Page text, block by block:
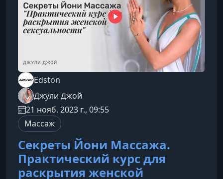
Edston
Джули Джой
21 нояб. 2023 г., 09:55
Массаж
Секреты Йони Массажа.
Практический курс для
раскрытия женской